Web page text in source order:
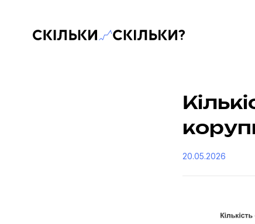
Скільки-скільки? — Медіа про суспільні дані
20.05.2026